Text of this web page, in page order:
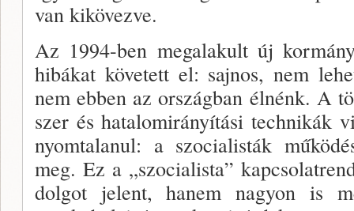
van ki­kövezve.
Az 1994-ben megalakult új
hibákat köve­tett el: sajnos, nem
nem ebben az országban élnénk. A
szer és hatalomirányítási technikák
nyomtalanul: a szocialisták
meg. Ez a „szocialista”
dolgot jelent, hanem nagyon is